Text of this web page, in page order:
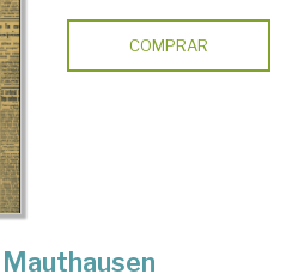
COMPRAR